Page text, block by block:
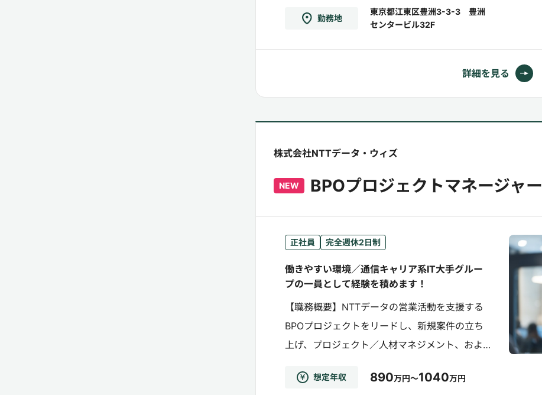
連業務└出願書類等の作成、管理└期限管理・
台帳運用└グループ各社からの知財相談対応■
付随する業務└グループ横断での知財活用に向
勤務地
東京都江東区豊洲3-3-3 豊洲
センタービル32F
詳細を見る
株式会社NTTデータ・ウィズ
NEW BPOプロジェクトマネージャー
正社員 完全週休2日制
働きやすい環境／通信キャリア系IT大手グルー
プの一員として経験を積めます！
【職務概要】NTTデータの営業活動を支援する
BPOプロジェクトをリードし、新規案件の立ち
上げ、プロジェクト／人材マネジメント、およ
ていただきます。【職務詳細】NTTデータの営
想定年収 890万円～1040万円